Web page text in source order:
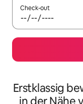
Check-out
Erstklassig